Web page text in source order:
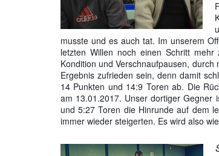
musste und es auch tat. Im unserem
letzten Willen noch einen Schritt mehr
Kondition und Verschnaufpausen,
Ergebnis zufrieden sein, denn damit
14 Punkten und 14:9 Toren ab. Die
am 13.01.2017. Unser dortiger Gegner
und 5:27 Toren die Hinrunde auf dem
immer wieder steigerten. Es wird also